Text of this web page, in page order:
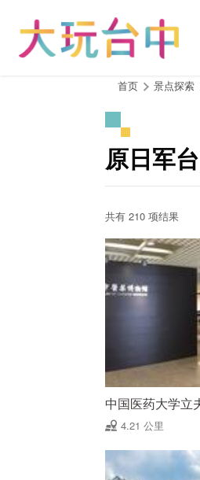
首页 景点探索
原日军
共有 210 项结果
中国医药大学立
4.21 公里